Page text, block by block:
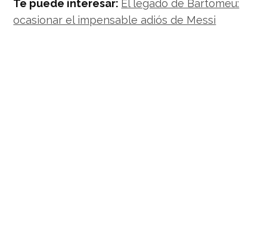
Te puede interesar: El legado de Bartomeu:
ocasionar el impensable adiós de Messi